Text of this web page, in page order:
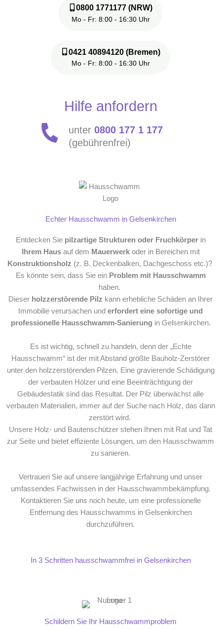
0800 1771177 (NRW)
Mo - Fr: 8:00 - 16:30 Uhr
0421 40894120 (Bremen)
Mo - Fr: 8:00 - 16:30 Uhr
Hilfe anfordern
unter 0800 177 1 177
(gebührenfrei)
Echter Hausschwamm in Gelsenkirchen
Entdecken Sie pilzartige Strukturen oder Fruchkörper in
Ihrem Hausauf dem Mauerwerkoder in Bereichen mit
Konstruktionsholz (z. B. Deckenbalken, Dachgeschoss etc.)?
Es könnte sein, dass Sie ein Problem mit Hausschwamm
haben.
Dieser holzzerstörende Pilz kann erhebliche Schäden an Ihrer
Immobilie verursachen und erfordert eine sofortige und
professionelle Hausschwamm-Sanierung in Gelsenkirchen.
Es ist wichtig, schnell zu handeln, denn der „Echte
Hausschwamm“ ist der mit Abstand größte Bauholz-Zerstörer
unter den holzzerstörenden Pilzen. Eine gravierende Schädigung
der verbauten Hölzer und eine Beeinträchtigung der
Gebäudestatik sind das Resultat. Der Pilz überwächst alle
verbauten Materialien, immer auf der Suche nach Holz, das dann
zerstört wird.
Unsere Holz- und Bautenschützer stehen Ihnen mit Rat und Tat
zur Seite und bietet effiziente Lösungen, um den Hausschwamm
zu sanieren.
Vertrauen Sie auf unsere langjährige Erfahrung und unser
umfassendes Fachwissen in der Hausschwammbekämpfung.
Kontaktieren Sie uns noch heute, um eine professionelle
Entfernung des Hausschwamms in Gelsenkirchen
durchzuführen.
In 3 Schritten hausschwammfrei in Gelsenkirchen
Schildern Sie Ihr Hausschwammproblem